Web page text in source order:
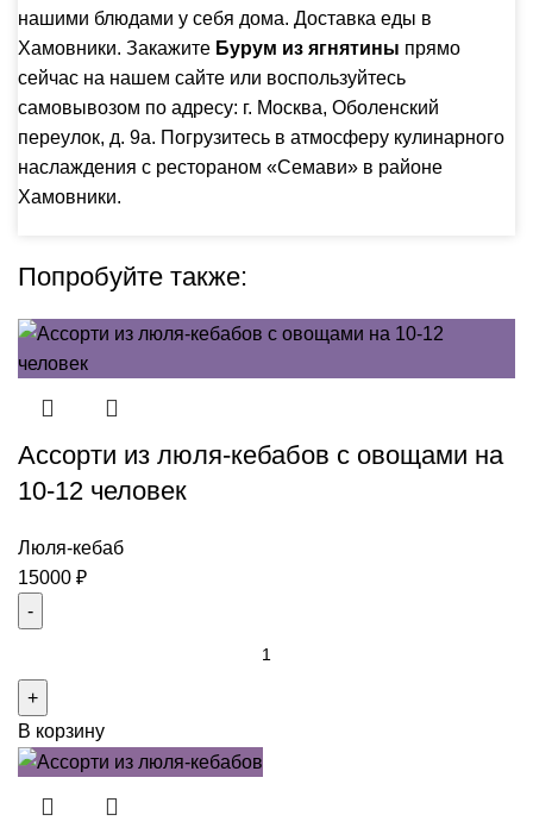
нашими блюдами у себя дома. Доставка еды в
Хамовники. Закажите Бурум из ягнятины прямо
сейчас на нашем сайте или воспользуйтесь
самовывозом по адресу: г. Москва, Оболенский
переулок, д. 9а. Погрузитесь в атмосферу кулинарного
наслаждения с рестораном «Семави» в районе
Хамовники.
Попробуйте также:
Ассорти из люля-кебабов с овощами на
10-12 человек
Люля-кебаб
15000 ₽
Ассорти
из
люля-
В корзину